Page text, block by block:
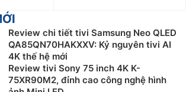
Review chi tiết tivi Samsung Neo QLED
QA85QN70HAKXXV: Kỷ nguyên tivi AI
4K thế hệ mới
Review tivi Sony 75 inch 4K K-
75XR90M2, đỉnh cao công nghệ hình